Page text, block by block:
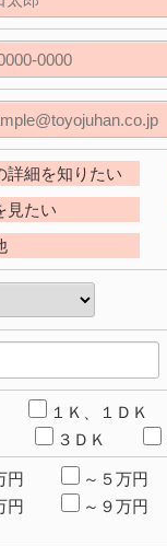
詳細を知りたい
見たい
１Ｋ、１ＤＫ
３ＤＫ
円 ～５万円
円
～９万円